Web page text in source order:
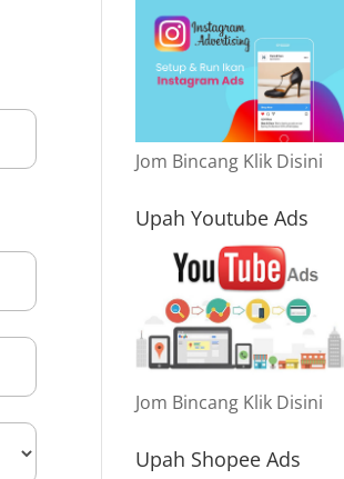
Jom Bincang Klik Disini
Upah Youtube Ads
Jom Bincang Klik Disini
Upah Shopee Ads